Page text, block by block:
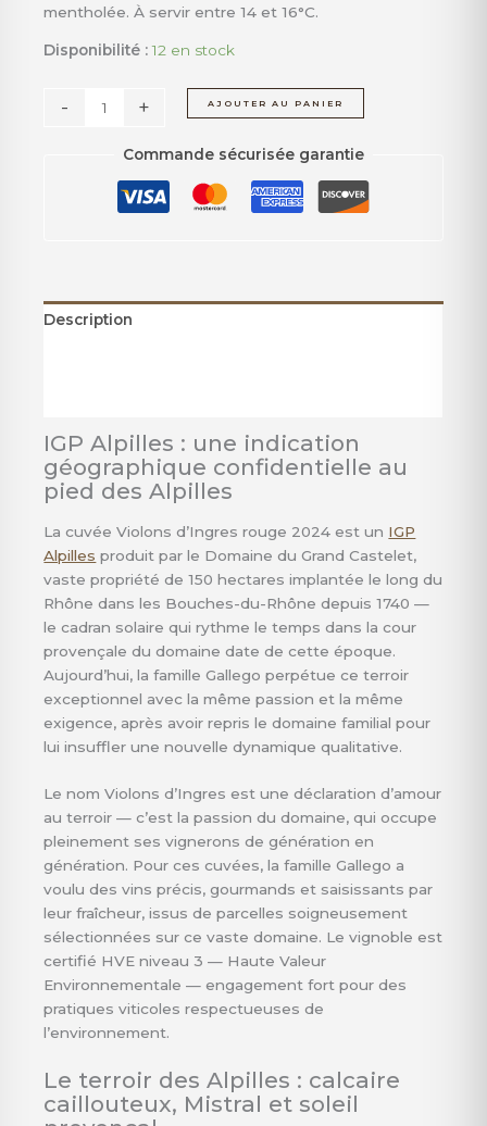
mentholée. À servir entre 14 et 16°C.
Disponibilité : 12 en stock
- + AJOUTER AU PANIER
Commande sécurisée garantie
Description
IGP Alpilles : une indication
géographique confidentielle au
pied des Alpilles
La cuvée Violons d’Ingres rouge 2024 est un IGP
Alpilles produit par le Domaine du Grand Castelet,
vaste propriété de 150 hectares implantée le long du
Rhône dans les Bouches-du-Rhône depuis 1740 —
le cadran solaire qui rythme le temps dans la cour
provençale du domaine date de cette époque.
Aujourd’hui, la famille Gallego perpétue ce terroir
exceptionnel avec la même passion et la même
exigence, après avoir repris le domaine familial pour
lui insuffler une nouvelle dynamique qualitative.
Le nom Violons d’Ingres est une déclaration d’amour
au terroir — c’est la passion du domaine, qui occupe
pleinement ses vignerons de génération en
génération. Pour ces cuvées, la famille Gallego a
voulu des vins précis, gourmands et saisissants par
leur fraîcheur, issus de parcelles soigneusement
sélectionnées sur ce vaste domaine. Le vignoble est
certifié HVE niveau 3 — Haute Valeur
Environnementale — engagement fort pour des
pratiques viticoles respectueuses de
l’environnement.
Le terroir des Alpilles : calcaire
caillouteux, Mistral et soleil